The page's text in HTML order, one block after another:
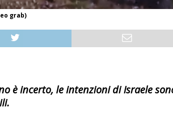
grab)
è incerto, le intenzioni di Israele